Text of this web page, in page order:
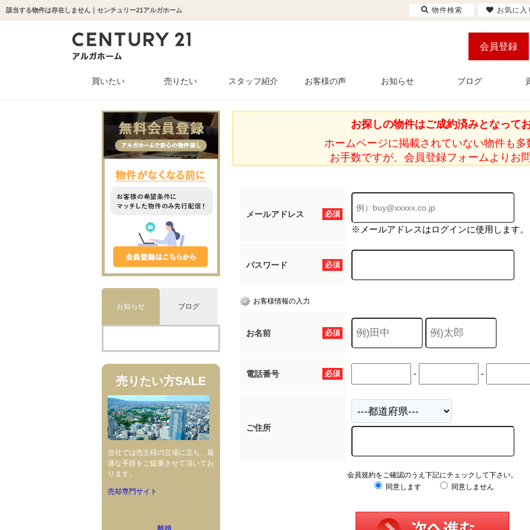
該当する物件は存在しません｜センチュリー21アルガホーム
会員登録
買いたい
新築一戸建て
中古一戸建て
中古マンション
土地
収益物件
売りたい スタッフ紹介 お客様の声 お知らせ ブログ
お探しの物件はご成約済みとなってお
ホームページに掲載されていない物件も多
お手数ですが、会員登録フォームよりお
必須
メールアドレス
※メールアドレスはログインに使用します。
必須
パスワード
お客様情報の入力
必須
お名前
必須
電話番号 - -
ご住所
会員規約をご確認のうえ下記にチェックして下さい。
同意します
同意しません
お知らせ ブログ
売りたい方SALE
当社では売主様の立場に立ち、最
適な手段をご提案させて頂いてお
ります。
売却専門サイト
離婚
物件検索 お気に入